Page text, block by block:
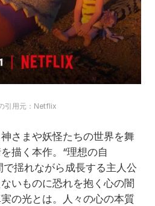
引用元：Netflix
さまや妖怪たちの世界を舞
描く本作。“理想の自
で揺れながら成長する主人公
いものに恐れを抱く心の闇
の光とは。人々の心の本質